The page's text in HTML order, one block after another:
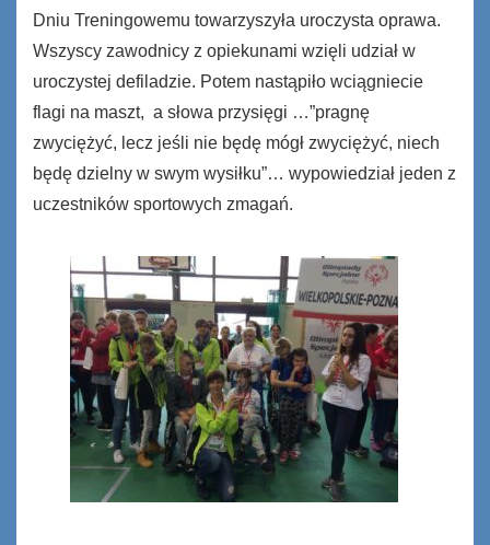
Dniu Treningowemu towarzyszyła uroczysta oprawa.
Wszyscy zawodnicy z opiekunami wzięli udział w
uroczystej defiladzie. Potem nastąpiło wciągniecie
flagi na maszt, a słowa przysięgi …”pragnę
zwyciężyć, lecz jeśli nie będę mógł zwyciężyć, niech
będę dzielny w swym wysiłku”… wypowiedział jeden z
uczestników sportowych zmagań.